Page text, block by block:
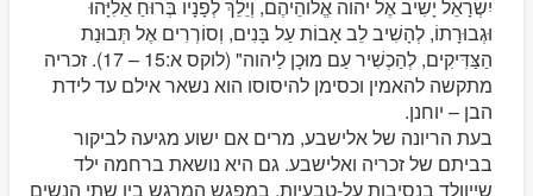
יִשְׂרָאֵל יָשִׁיב אֶל יהוה אֱלוהֵיהֶם, וְיֵלֵךְ לְפָנָיו בְּרוּחַ אֵלִיָּהוּ
וּגְבוּרָתוֹ, לְהָשִׁיב לֵב אָבוֹת עַל בָּנִים, וְסוֹרְרִים אֶל תְּבוּנַת
הַצַּדִּיקִים, לְהַכְשִׁיר עַם מוּכָן לַיהוה" (לוקס א:15 – 17). זכריה
מתקשה להאמין וכסימן להיסוסו הוא נשאר אילם עד לידת
הבן – יוחנן.
בעת הריונה של אלישבע, מרים אם ישוע מגיעה לביקור
בביתם של זכריה ואלישבע. גם היא נושאת ברחמה ילד
שייוולד בנסיבות על-טבעיות. במפגש המרגש בין שתי הנשים